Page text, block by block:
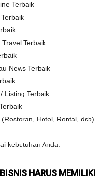
Terbaik
Travel Terbaik
News Terbaik
Listing Terbaik
(Restoran, Hotel, Rental, dsb)
kebutuhan Anda.
HARUS MEMILIKI